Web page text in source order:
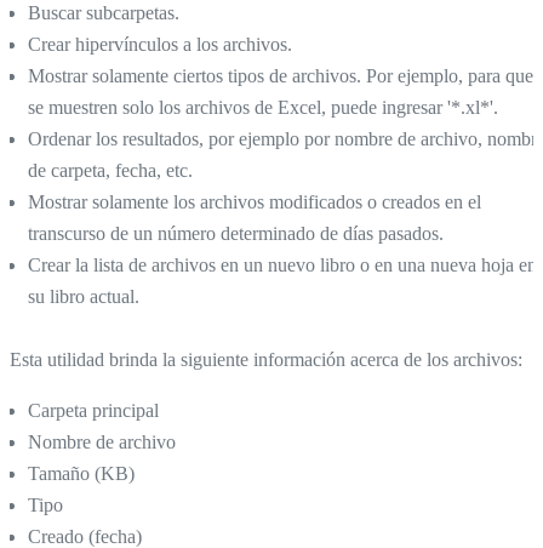
Buscar subcarpetas.
Crear hipervínculos a los archivos.
Mostrar solamente ciertos tipos de archivos. Por ejemplo, para que
se muestren solo los archivos de Excel, puede ingresar '*.xl*'.
Ordenar los resultados, por ejemplo por nombre de archivo,
de carpeta, fecha, etc.
Mostrar solamente los archivos modificados o creados en el
transcurso de un número determinado de días pasados.
Crear la lista de archivos en un nuevo libro o en una nueva hoja en
su libro actual.
Esta utilidad brinda la siguiente información acerca de los archivos:
Carpeta principal
Nombre de archivo
Tamaño (KB)
Tipo
Creado (fecha)